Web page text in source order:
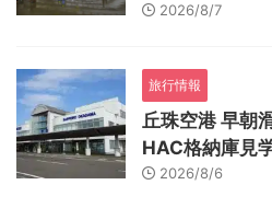
2026/8/7
旅行情報
丘珠空港 早朝
HAC格納庫見
2026/8/6